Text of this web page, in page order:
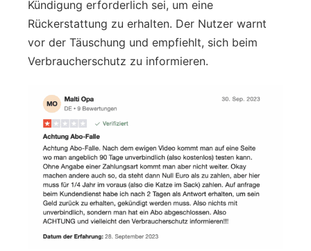
Kündigung erforderlich sei, um eine
Rückerstattung zu erhalten. Der Nutzer warnt
vor der Täuschung und empfiehlt, sich beim
Verbraucherschutz zu informieren.